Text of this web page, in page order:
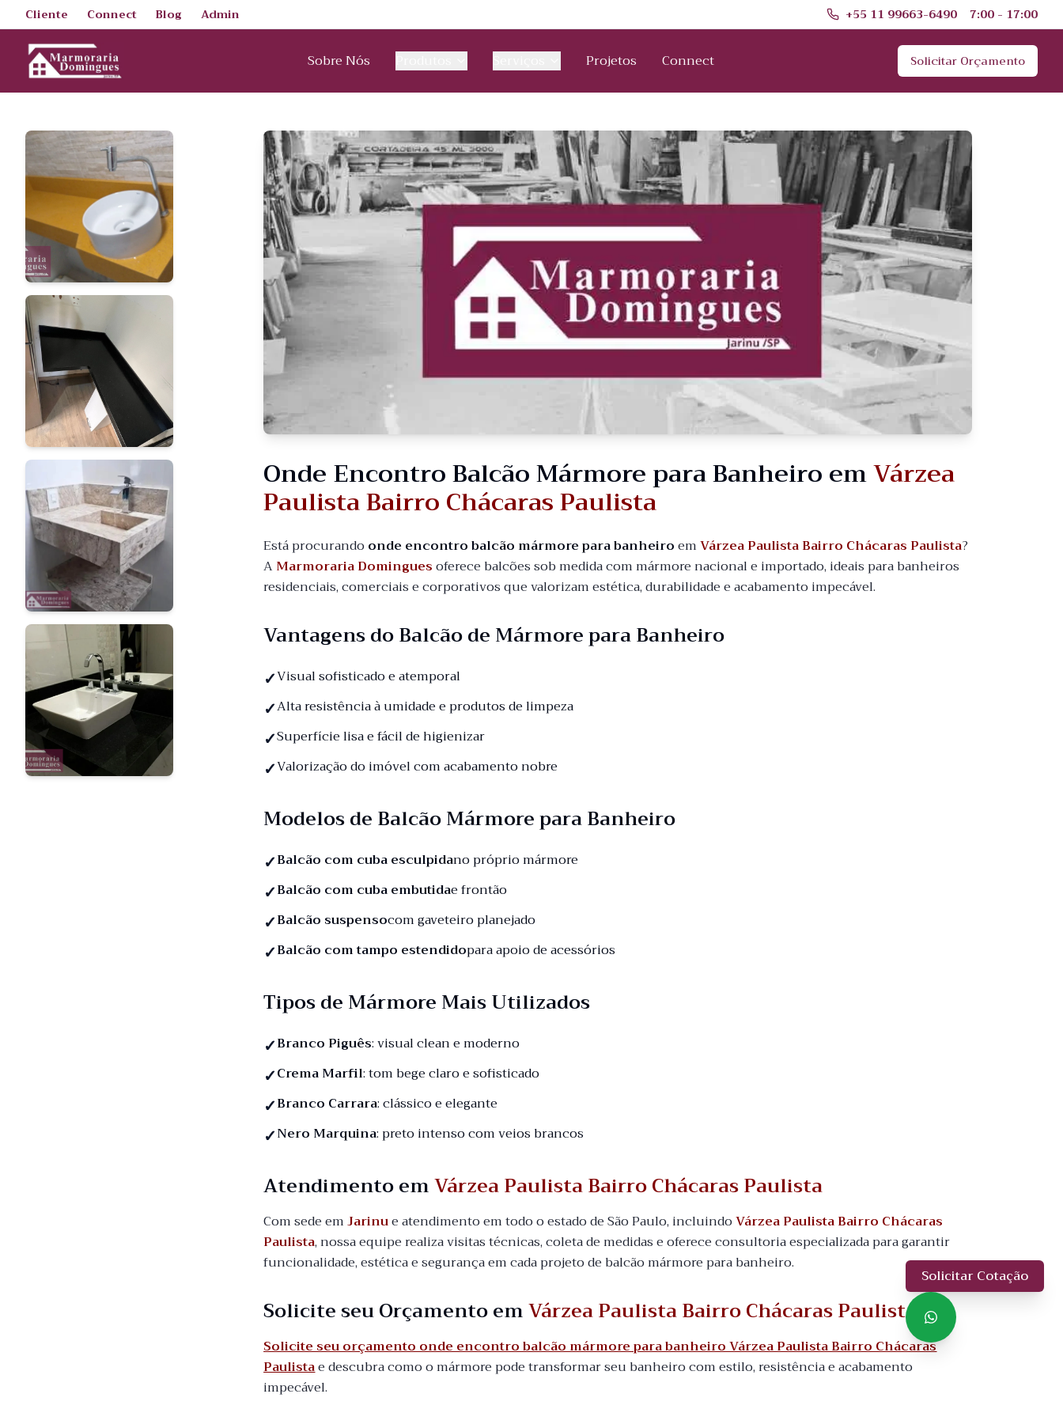
Cliente Connect Blog Admin +55 11 99663-6490 7:00 - 17:00
Sobre Nós Projetos Connect Solicitar Orçamento
Onde Encontro Balcão Mármore para Banheiro emVárzea
Paulista Bairro Chácaras Paulista
Está procurando onde encontro balcão mármore para banheiroemVárzea Paulista Bairro Chácaras Paulista?
AMarmoraria Dominguesoferece balcões sob medida com mármore nacional e importado, ideais para banheiros
residenciais, comerciais e corporativos que valorizam estética, durabilidade e acabamento impecável.
Vantagens do Balcão de Mármore para Banheiro
Visual sofisticado e atemporal
Alta resistência à umidade e produtos de limpeza
Superfície lisa e fácil de higienizar
Valorização do imóvel com acabamento nobre
Modelos de Balcão Mármore para Banheiro
Balcão com cuba esculpidano próprio mármore
Balcão com cuba embutidae frontão
Balcão suspensocom gaveteiro planejado
Balcão com tampo estendidopara apoio de acessórios
Tipos de Mármore Mais Utilizados
Branco Piguês: visual clean e moderno
Crema Marfil: tom bege claro e sofisticado
Branco Carrara: clássico e elegante
Nero Marquina: preto intenso com veios brancos
Atendimento emVárzea Paulista Bairro Chácaras Paulista
Com sede emJarinue atendimento em todo o estado de São Paulo, incluindoVárzea Paulista Bairro Chácaras
Paulista, nossa equipe realiza visitas técnicas, coleta de medidas e oferece consultoria especializada para garantir
funcionalidade, estética e segurança em cada projeto de balcão mármore para banheiro.
Solicite seu Orçamento emVárzea Paulista Bairro Chácaras Paulista
Solicite seu orçamento onde encontro balcão mármore para banheiro Várzea Paulista Bairro Chácaras
Paulistae descubra como o mármore pode transformar seu banheiro com estilo, resistência e acabamento
impecável.
Solicitar Cotação